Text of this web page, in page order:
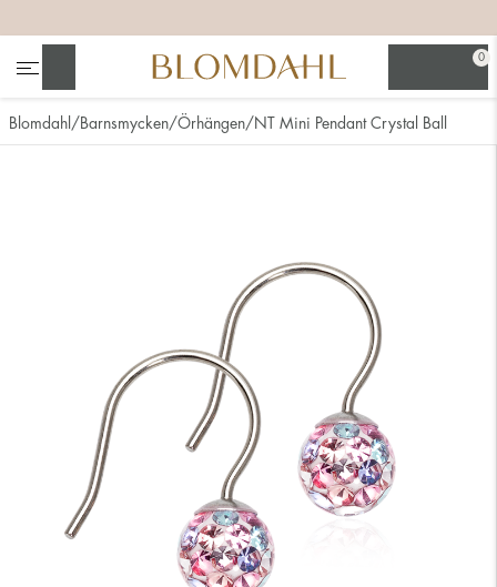
0
Blomdahl Barnsmycken Örhängen NT Mini Pendant Crystal Ball